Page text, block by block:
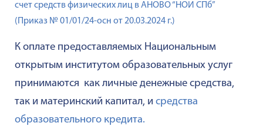
счет средств физических лиц в АНОВО “НОИ СПб”
(Приказ № 01/01/24-осн от 20.03.2024 г.)
К оплате предоставляемых Национальным
открытым институтом образовательных услуг
принимаются как личные денежные средства,
так и материнский капитал, и средства
образовательного кредита.